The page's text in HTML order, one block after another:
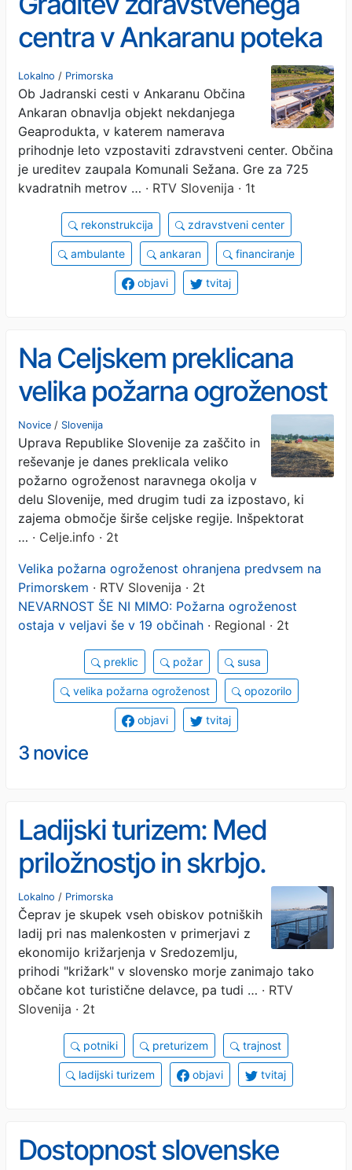
centra v Ankaranu poteka
po načrtih
Lokalno / Primorska
Ob Jadranski cesti v Ankaranu Občina
Ankaran obnavlja objekt nekdanjega
Geaprodukta, v katerem namerava
prihodnje leto vzpostaviti zdravstveni center. Občina
je ureditev zaupala Komunali Sežana. Gre za 725
kvadratnih metrov … · RTV Slovenija · 1t
rekonstrukcija zdravstveni center
ambulante ankaran financiranje
objavi tvitaj
Na Celjskem preklicana
velika požarna ogroženost
Novice / Slovenija
Uprava Republike Slovenije za zaščito in
reševanje je danes preklicala veliko
požarno ogroženost naravnega okolja v
delu Slovenije, med drugim tudi za izpostavo, ki
zajema območje širše celjske regije. Inšpektorat
… · Celje.info · 2t
Velika požarna ogroženost ohranjena predvsem na
Primorskem · RTV Slovenija · 2t
NEVARNOST ŠE NI MIMO: Požarna ogroženost
ostaja v veljavi še v 19 občinah · Regional · 2t
preklic požar susa
velika požarna ogroženost opozorilo
objavi tvitaj
3 novice
Ladijski turizem: Med
priložnostjo in skrbjo.
Lokalno / Primorska
Čeprav je skupek vseh obiskov potniških
ladij pri nas malenkosten v primerjavi z
ekonomijo križarjenja v Sredozemlju,
prihodi "križark" v slovensko morje zanimajo tako
občane kot turistične delavce, pa tudi … · RTV
Slovenija · 2t
potniki preturizem trajnost
ladijski turizem objavi tvitaj
Dostopnost slovenske